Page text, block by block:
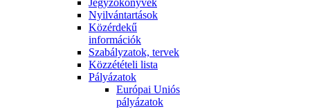
Jegyzőkönyvek
Nyilvántartások
Közérdekű
információk
Szabályzatok, tervek
Közzétételi lista
Pályázatok
Európai Uniós
pályázatok